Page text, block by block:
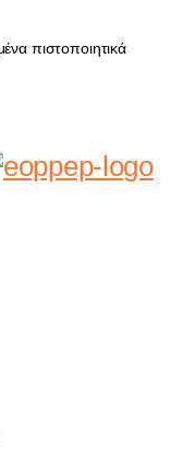
πιστοποιητικά